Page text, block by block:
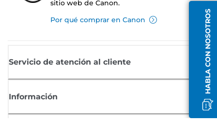
HABLA CON NOSOTROS
sitio web de Canon.
Por qué comprar en Canon
Servicio de atención al cliente
Información